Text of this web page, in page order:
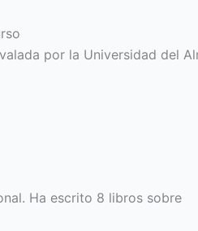
por la Universidad del
Ha escrito 8 libros sobre